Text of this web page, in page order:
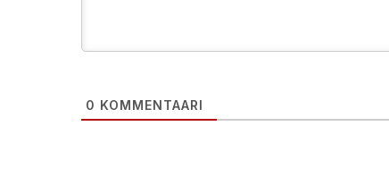
0 KOMMENTAARI